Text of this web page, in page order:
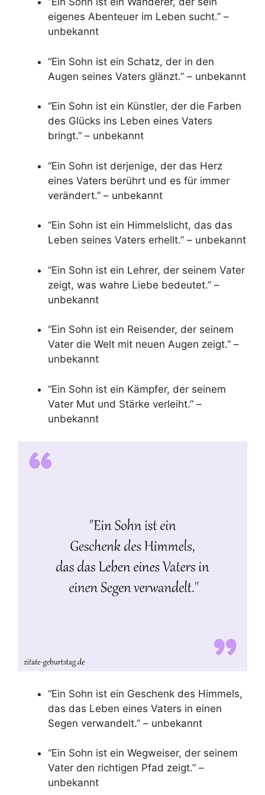
eigenes Abenteuer im Leben sucht.” –
unbekannt
“Ein Sohn ist ein Schatz, der in den
Augen seines Vaters glänzt.” – unbekannt
“Ein Sohn ist ein Künstler, der die Farben
des Glücks ins Leben eines Vaters
bringt.” – unbekannt
“Ein Sohn ist derjenige, der das Herz
eines Vaters berührt und es für immer
verändert.” – unbekannt
“Ein Sohn ist ein Himmelslicht, das das
Leben seines Vaters erhellt.” – unbekannt
“Ein Sohn ist ein Lehrer, der seinem Vater
zeigt, was wahre Liebe bedeutet.” –
unbekannt
“Ein Sohn ist ein Reisender, der seinem
Vater die Welt mit neuen Augen zeigt.” –
unbekannt
“Ein Sohn ist ein Kämpfer, der seinem
Vater Mut und Stärke verleiht.” –
unbekannt
“Ein Sohn ist ein Geschenk des Himmels,
das das Leben eines Vaters in einen
Segen verwandelt.” – unbekannt
“Ein Sohn ist ein Wegweiser, der seinem
Vater den richtigen Pfad zeigt.” –
unbekannt